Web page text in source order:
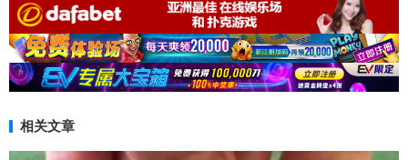
相关文章